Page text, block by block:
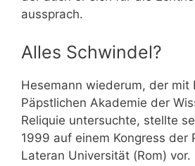
aussprach.
Alles Schwindel?
Hesemann wiederum, der mit
Päpstlichen Akademie der
Reliquie untersuchte, stellte
1999 auf einem Kongress der
Lateran Universität (Rom)